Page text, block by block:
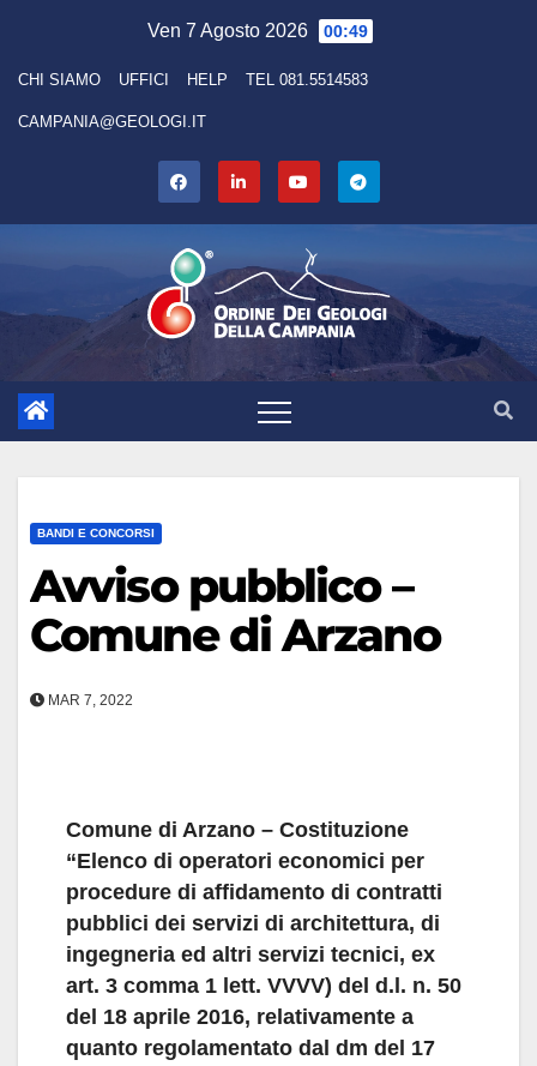
content
Ven 7 Agosto 2026 00:49
CHI SIAMO UFFICI HELP TEL 081.5514583
CAMPANIA@GEOLOGI.IT
BANDI E CONCORSI
Avviso pubblico –
Comune di Arzano
MAR 7, 2022
Comune di Arzano – Costituzione
“Elenco di operatori economici per
procedure di affidamento di contratti
pubblici dei servizi di architettura, di
ingegneria ed altri servizi tecnici, ex
art. 3 comma 1 lett. VVVV) del d.l. n. 50
del 18 aprile 2016, relativamente a
quanto regolamentato dal dm del 17